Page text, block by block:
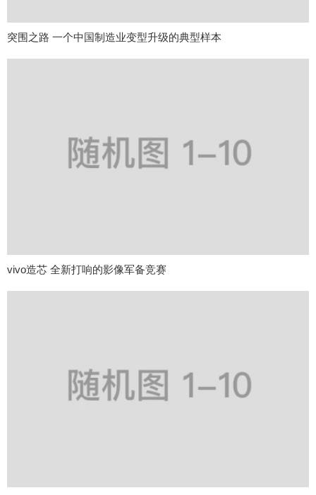
突围之路 一个中国制造业变型升级的典型样本
vivo造芯 全新打响的影像军备竞赛